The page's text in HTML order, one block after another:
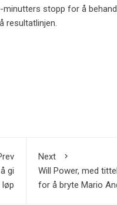
stopp for å
resultatlinjen.
gi
Next
Will Power, med
for å bryte Mario